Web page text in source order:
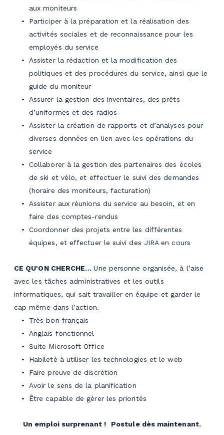
aux moniteurs
Participer à la préparation et la réalisation des
activités sociales et de reconnaissance pour les
employés du service
Assister la rédaction et la modification des
politiques et des procédures du service, ainsi que le
guide du moniteur
Assurer la gestion des inventaires, des prêts
d’uniformes et des radios
Assister la création de rapports et d’analyses pour
diverses données en lien avec les opérations du
service
Collaborer à la gestion des partenaires des écoles
de ski et vélo, et effectuer le suivi des demandes
(horaire des moniteurs, facturation)
Assister aux réunions du service au besoin, et en
faire des comptes-rendus
Coordonner des projets entre les différentes
équipes, et effectuer le suivi des JIRA en cours
CE QU'ON CHERCHE…Une personne organisée, à l’aise
avec les tâches administratives et les outils
informatiques, qui sait travailler en équipe et garder le
cap même dans l’action.
Très bon français
Anglais fonctionnel
Suite Microsoft Office
Habileté à utiliser les technologies et le web
Faire preuve de discrétion
Avoir le sens de la planification
Être capable de gérer les priorités
Un emploi surprenant ! Postule dès maintenant.